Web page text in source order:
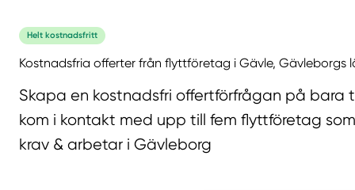
Helt kostnadsfritt
Kostnadsfria offerter från flyttföretag i Gävle, Gävleborgs
Skapa en kostnadsfri offertförfrågan på bara
kom i kontakt med upp till fem flyttföretag
krav & arbetar i Gävleborg